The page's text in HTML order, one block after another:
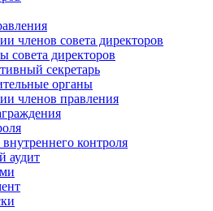
членов совета директоров
совета директоров
секретарь
органы
членов правления
контроля
аудит